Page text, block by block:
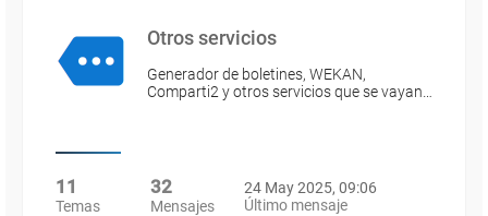
Otros servicios
Generador de boletines, WEKAN,
Comparti2 y otros servicios que se vayan…
11
Temas
32
Mensajes
24 May 2025, 09:06
Último mensaje